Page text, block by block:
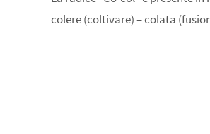
colere (coltivare) – colata